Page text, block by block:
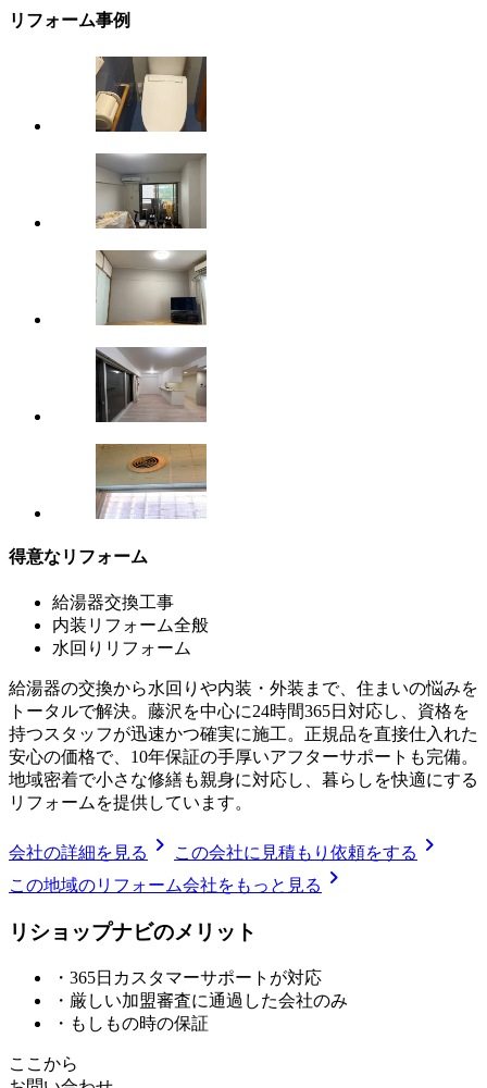
リフォーム事例
得意なリフォーム
給湯器交換工事
内装リフォーム全般
水回りリフォーム
給湯器の交換から水回りや内装・外装まで、住まいの悩みを
トータルで解決。藤沢を中心に24時間365日対応し、資格を
持つスタッフが迅速かつ確実に施工。正規品を直接仕入れた
安心の価格で、10年保証の手厚いアフターサポートも完備。
地域密着で小さな修繕も親身に対応し、暮らしを快適にする
リフォームを提供しています。
会社の詳細を見る chevron_right この会社に見積もり依頼をする chevron_right
この地域のリフォーム会社をもっと見る chevron_right
リショップナビのメ リ ッ ト
・365日カスタマーサポートが対応
・厳しい加盟審査に通過した会社のみ
・もしもの時の保証
ここから